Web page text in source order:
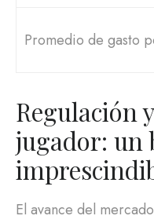
Promedio de gasto
Regulación
jugador: un
El avance del